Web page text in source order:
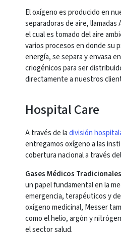
El oxígeno es producido en
separadoras de aire,
el cual es tomado del aire
varios procesos en donde su
energía, se separa y envasa
criogénicos para ser
directamente a nuestros
Hospital Care
A través de ladivisión
entregamos oxígeno a las
cobertura nacional a través
Gases Médicos
un papel fundamental en la
emergencia, terapéuticos y
oxígeno medicinal, Messer
como el helio, argón y
el sector salud.